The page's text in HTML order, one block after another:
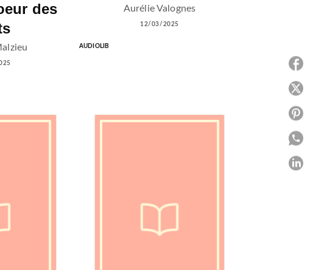
des
Aurélie Valognes
12/03/2025
AUDIOLIB